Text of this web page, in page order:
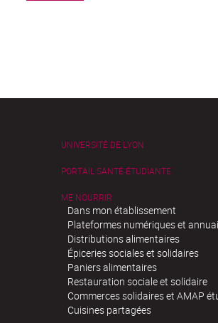
UNIVERSITÉ DE LYON
PORTAIL SANTÉ ÉTUDIANTE
ME NOURRIR
Dans mon établissement
Plateformes numériques et
Distributions alimentaires
Épiceries sociales et solidaires
Paniers alimentaires
Restauration sociale et solidaire
Commerces solidaires et AMAP
Cuisines partagées